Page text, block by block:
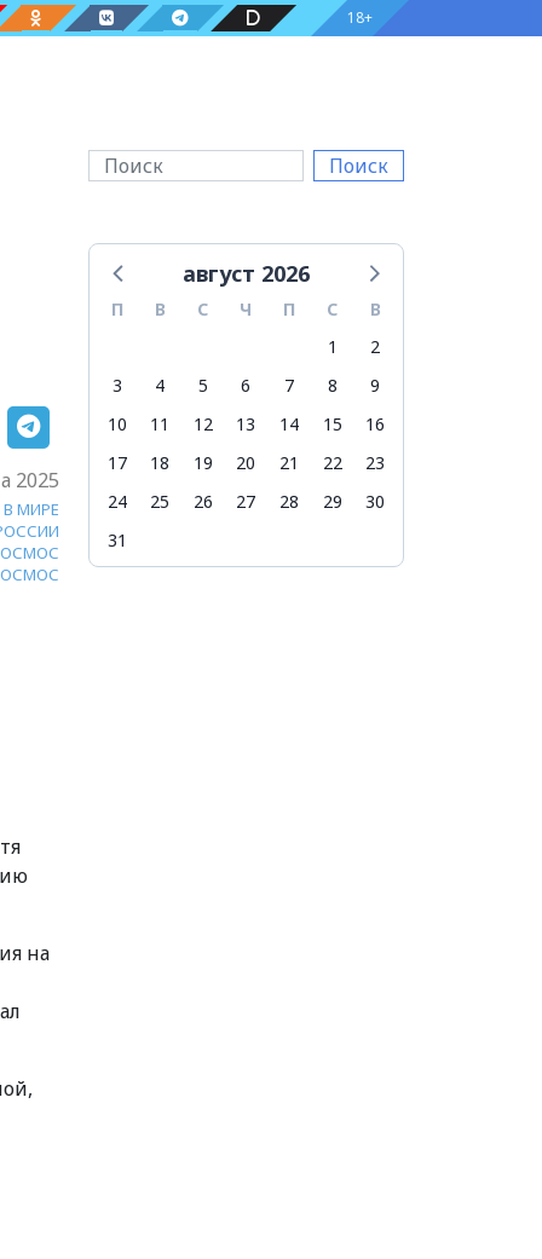
18+
Поиск
2025
В МИРЕ
на
август 2026
П В С Ч П С
В
1
2
3
4 5 6 7 8
9
10
11 12 13 14 15
16
17
18 19 20 21 22
23
24
25 26 27 28 29
30
31